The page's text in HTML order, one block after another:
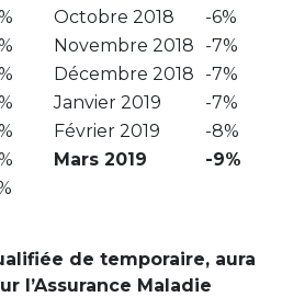
Octobre 2018
-6%
Novembre 2018
-7%
Décembre 2018
-7%
Janvier 2019
-7%
Février 2019
-8%
Mars 2019
-9%
de temporaire, aura
l’Assurance Maladie